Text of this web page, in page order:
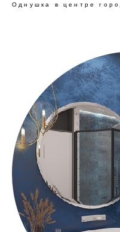
Однушка в центре